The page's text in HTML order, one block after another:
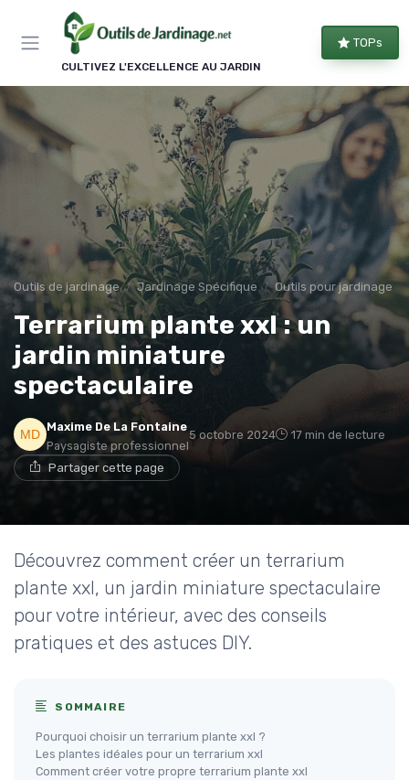
CULTIVEZ L'EXCELLENCE AU JARDIN
TOPs
Outils de jardinage Jardinage Spécifique Outils pour jardinage
Terrarium plante xxl : un
jardin miniature
spectaculaire
Maxime De La Fontaine
Paysagiste professionnel
5 octobre 2024 17 min de lecture
Partager cette page
Découvrez comment créer un terrarium
plante xxl, un jardin miniature spectaculaire
pour votre intérieur, avec des conseils
pratiques et des astuces DIY.
SOMMAIRE
Pourquoi choisir un terrarium plante xxl ?
Les plantes idéales pour un terrarium xxl
Comment créer votre propre terrarium plante xxl
Panneau de gestion des cookies